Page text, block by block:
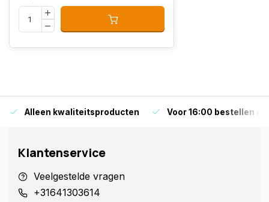
Alleen kwaliteitsproducten Voor 16:00 bestellen is
Klantenservice
Veelgestelde vragen
+31641303614